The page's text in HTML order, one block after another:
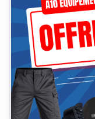
thermique et
- Lavable en
Matière & coupe
Livraison &